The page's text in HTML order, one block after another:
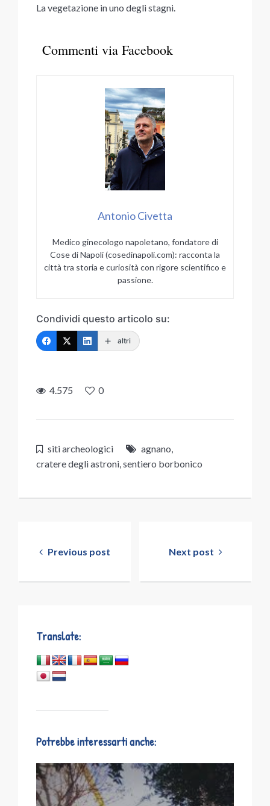
La vegetazione in uno degli stagni.
Commenti via Facebook
Antonio Civetta
Medico ginecologo napoletano, fondatore di
Cose di Napoli (cosedinapoli.com): racconta la
città tra storia e curiosità con rigore scientifico e
passione.
Condividi questo articolo su:
altri
4.575 0
siti archeologici agnano,
cratere degli astroni,sentiero borbonico
articoliPrevious post Next post
Translate:
Potrebbe interessarti anche: